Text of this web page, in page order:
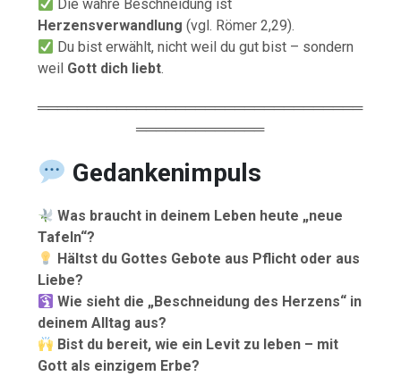
Die wahre Beschneidung ist
Herzensverwandlung (vgl. Römer 2,29).
Du bist erwählt, nicht weil du gut bist – sondern
weil Gott dich liebt.
═════════════════════════════════
═════════════
Gedankenimpuls
Was braucht in deinem Leben heute „neue
Tafeln“?
Hältst du Gottes Gebote aus Pflicht oder aus
Liebe?
Wie sieht die „Beschneidung des Herzens“ in
deinem Alltag aus?
Bist du bereit, wie ein Levit zu leben – mit
Gott als einzigem Erbe?